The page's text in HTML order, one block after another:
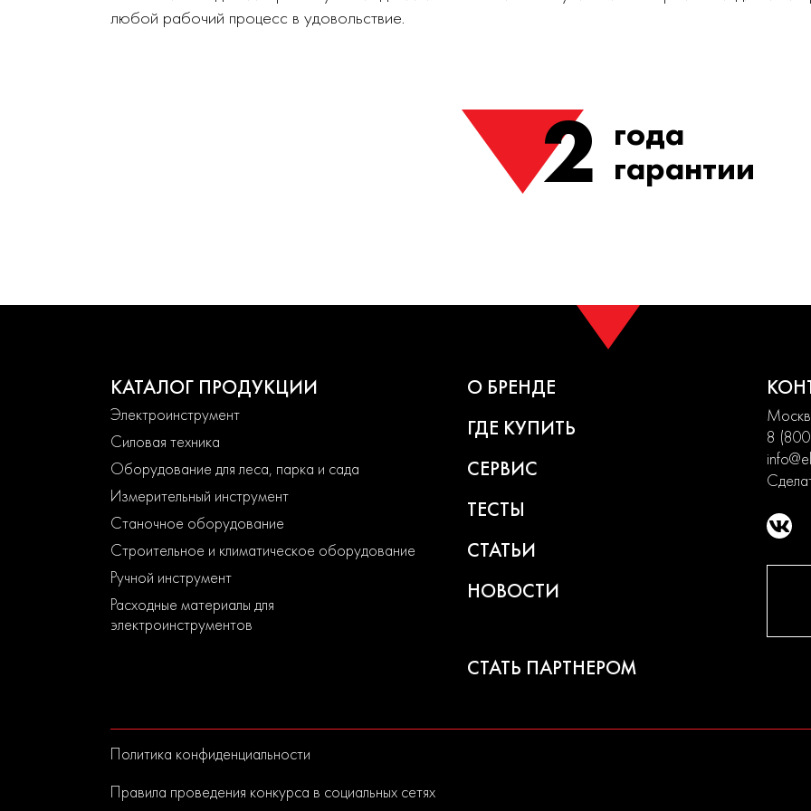
любой рабочий процесс в удовольствие.
2 года
гарантии
КАТАЛОГ ПРОДУКЦИИ
Электроинструмент
Силовая техника
Оборудование для леса, парка и сада
Измерительный инструмент
Станочное оборудование
Строительное и климатическое оборудование
Ручной инструмент
Расходные материалы для
электроинструментов
О БРЕНДЕ
ГДЕ КУПИТЬ
СЕРВИС
ТЕСТЫ
СТАТЬИ
НОВОСТИ
СТАТЬ ПАРТНЕРОМ
8
Политика конфиденциальности
Правила проведения конкурса в социальных сетях